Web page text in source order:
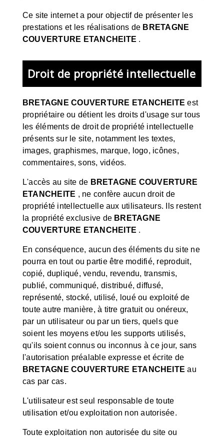
Ce site internet a pour objectif de présenter les
prestations et les réalisations de BRETAGNE
COUVERTURE ETANCHEITE .
Droit de propriété intellectuelle
BRETAGNE COUVERTURE ETANCHEITEest
propriétaire ou détient les droits d'usage sur tous
les éléments de droit de propriété intellectuelle
présents sur le site, notamment les textes,
images, graphismes, marque, logo, icônes,
commentaires, sons, vidéos.
L'accès au site de BRETAGNE COUVERTURE
ETANCHEITE , ne confère aucun droit de
propriété intellectuelle aux utilisateurs. Ils restent
la propriété exclusive de BRETAGNE
COUVERTURE ETANCHEITE .
En conséquence, aucun des éléments du site ne
pourra en tout ou partie être modifié, reproduit,
copié, dupliqué, vendu, revendu, transmis,
publié, communiqué, distribué, diffusé,
représenté, stocké, utilisé, loué ou exploité de
toute autre manière, à titre gratuit ou onéreux,
par un utilisateur ou par un tiers, quels que
soient les moyens et/ou les supports utilisés,
qu'ils soient connus ou inconnus à ce jour, sans
l'autorisation préalable expresse et écrite de
BRETAGNE COUVERTURE ETANCHEITEau
cas par cas.
L'utilisateur est seul responsable de toute
utilisation et/ou exploitation non autorisée.
Toute exploitation non autorisée du site ou